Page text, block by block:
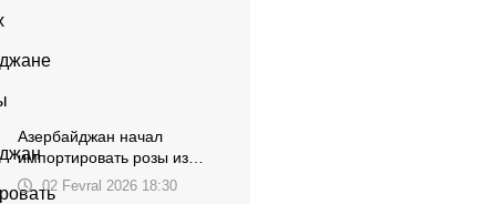
Азербайджан начал
импортировать розы из
Эфиопии и Грузии
02 Fevral 2026 18:30